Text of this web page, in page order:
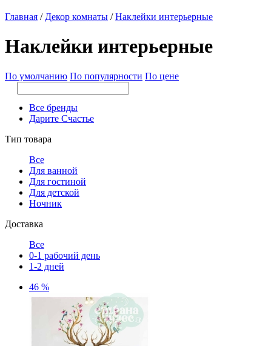
Главная / Декор комнаты /Наклейки интерьерные
Наклейки интерьерные
По умолчанию По популярности По цене
Все бренды
Дарите Счастье
Тип товара
Все
Для ванной
Для гостиной
Для детской
Ночник
Доставка
Все
0-1 рабочий день
1-2 дней
46 %